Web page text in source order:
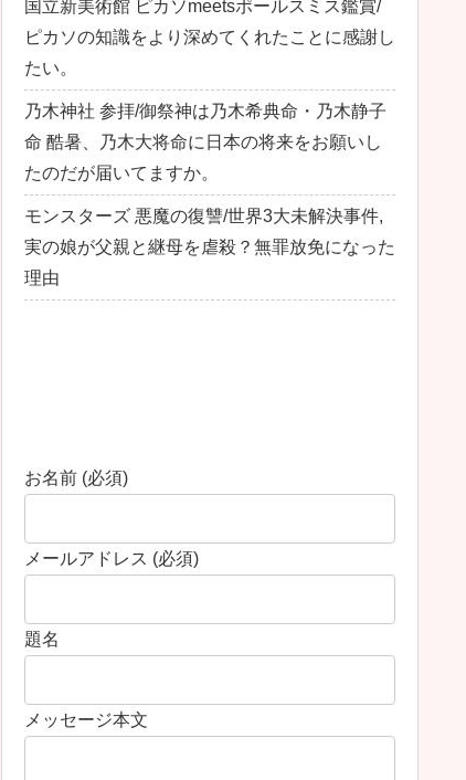
国立新美術館 ピカソmeetsポールスミス鑑賞/
ピカソの知識をより深めてくれたことに感謝し
たい。
乃木神社 参拝/御祭神は乃木希典命・乃木静子
命 酷暑、乃木大将命に日本の将来をお願いし
たのだが届いてますか。
モンスターズ 悪魔の復讐/世界3大未解決事件,
実の娘が父親と継母を虐殺？無罪放免になった
理由
お名前 (必須)
メールアドレス (必須)
題名
メッセージ本文